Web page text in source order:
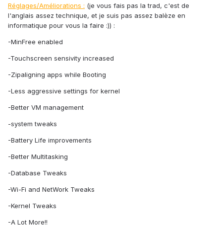
Réglages/Améliorations : (je vous fais pas la trad, c'est de
l'anglais assez technique, et je suis pas assez balèze en
informatique pour vous la faire :)) :
-MinFree enabled
-Touchscreen sensivity increased
-Zipaligning apps while Booting
-Less aggressive settings for kernel
-Better VM management
-system tweaks
-Battery Life improvements
-Better Multitasking
-Database Tweaks
-Wi-Fi and NetWork Tweaks
-Kernel Tweaks
-A Lot More!!